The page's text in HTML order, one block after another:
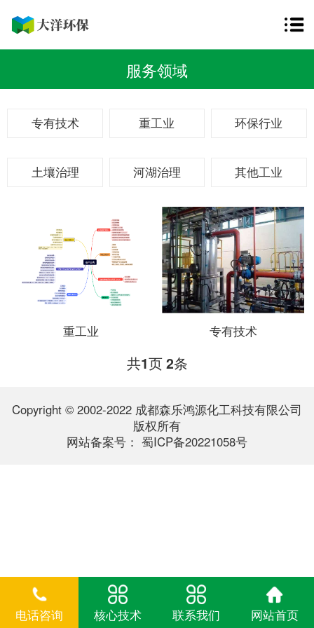
服务领域
专有技术 重工业 环保行业
土壤治理 河湖治理 其他工业
重工业 专有技术
共1页2条
Copyright © 2002-2022 成都森乐鸿源化工科技有限公司
版权所有
网站备案号： 蜀ICP备20221058号
电话咨询 核心技术 联系我们 网站首页